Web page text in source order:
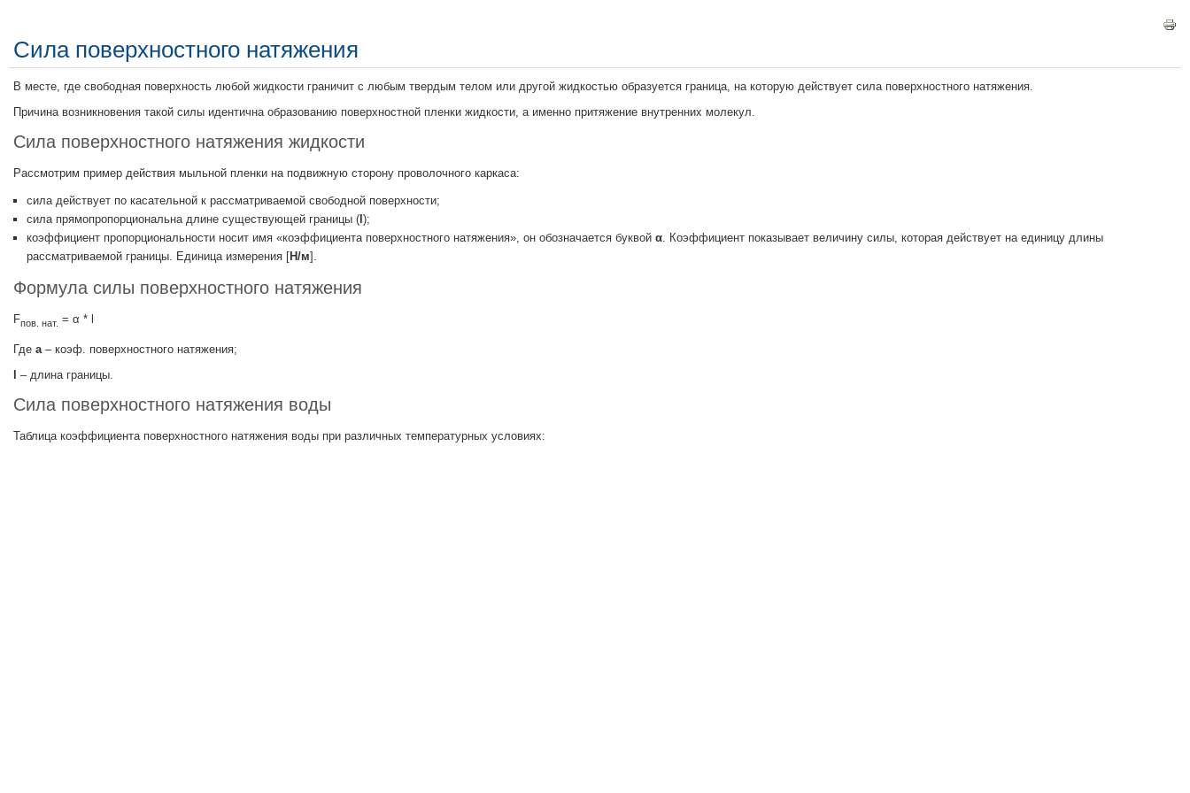
Сила поверхностного натяжения
В месте, где свободная поверхность любой жидкости граничит с любым твердым телом или другой жидкостью образуется граница, на которую действует сила поверхностного натяжения.
Причина возникновения такой силы идентична образованию поверхностной пленки жидкости, а именно притяжение внутренних молекул.
Сила поверхностного натяжения жидкости
Рассмотрим пример действия мыльной пленки на подвижную сторону проволочного каркаса:
сила действует по касательной к рассматриваемой свободной поверхности;
сила прямопропорциональна длине существующей границы ( );
коэффициент пропорциональности носит имя «коэффициента поверхностного натяжения», он обозначается буквой α. Коэффициент показывает величину силы, которая действует на единицу длины
рассматриваемой границы. Единица измерения [Н/м].
Формула силы поверхностного натяжения
Fпов. нат. = α * l
Где а – коэф. поверхностного натяжения;
l – длина границы.
Сила поверхностного натяжения воды
Таблица коэффициента поверхностного натяжения воды при различных температурных условиях: